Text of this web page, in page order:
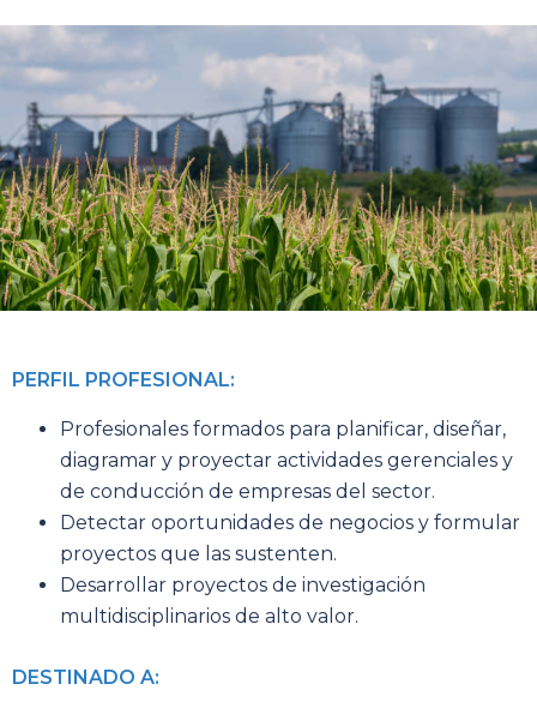
PERFIL PROFESIONAL:
Profesionales formados para planificar, diseñar,
diagramar y proyectar actividades gerenciales y
de conducción de empresas del sector.
Detectar oportunidades de negocios y formular
proyectos que las sustenten.
Desarrollar proyectos de investigación
multidisciplinarios de alto valor.
DESTINADO A: